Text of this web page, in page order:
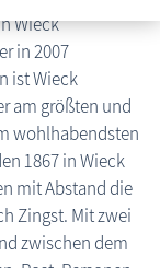
Wieck
in 2007
ist Wieck
am größten und
wohlhabendsten
1867 in Wieck
mit Abstand die
Zingst. Mit zwei
zwischen dem